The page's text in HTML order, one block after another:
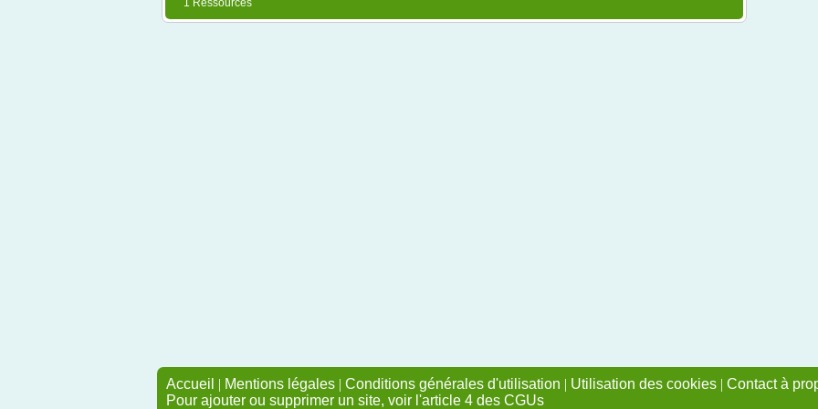
1 Ressources
Accueil | Mentions légales | Conditions générales d'utilisation | Utilisation des cookies | Contact à
Pour ajouter ou supprimer un site, voir l'article 4 des CGUs